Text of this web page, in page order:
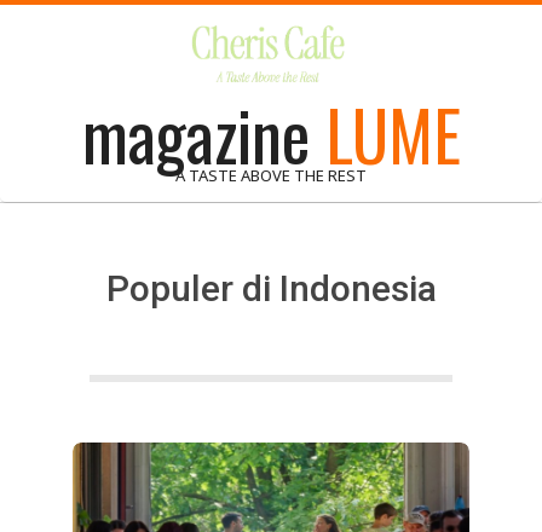
magazine LUME
A TASTE ABOVE THE REST
Populer di Indonesia